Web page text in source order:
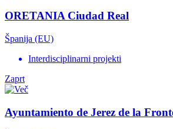
ORETANIA Ciudad Real
Španija (EU)
Interdisciplinarni projekti
Zaprt
Ayuntamiento de Jerez de la